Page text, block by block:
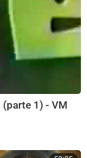
1) - VM